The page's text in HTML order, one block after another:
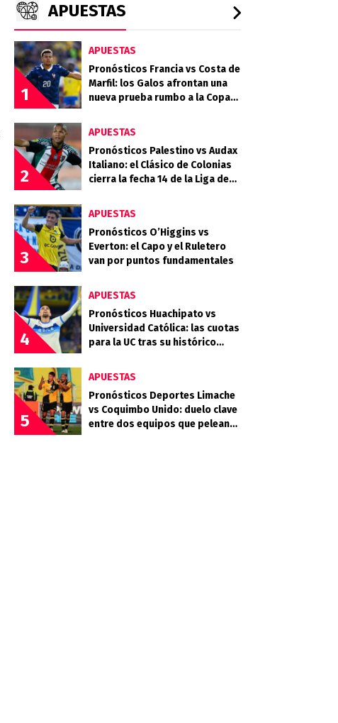
APUESTAS
1
APUESTAS
Pronósticos Francia vs Costa de
Marfil: los Galos afrontan una
nueva prueba rumbo a la Copa
2
APUESTAS
Pronósticos Palestino vs Audax
Italiano: el Clásico de Colonias
cierra la fecha 14 de la Liga de
3
APUESTAS
Pronósticos O’Higgins vs
Everton: el Capo y el Ruletero
van por puntos fundamentales
4
APUESTAS
Pronósticos Huachipato vs
Universidad Católica: las cuotas
para la UC tras su histórico
5
APUESTAS
Pronósticos Deportes Limache
vs Coquimbo Unido: duelo clave
entre dos equipos que pelean